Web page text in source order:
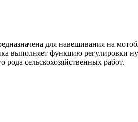
для навешивания на
выполняет функцию регулировки
рода сельскохозяйственных работ.